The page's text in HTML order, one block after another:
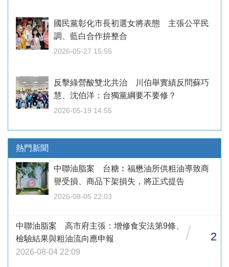
國民黨彰化市長初選女將表態 主張公平民
調、藍白合作拚整合
2026-05-27 15:55
反擊綠營酸雙北共治 川伯舉實績反問蘇巧
慧、沈伯洋：台獨黨綱要不要修？
2026-05-19 14:55
熱門新聞
中聯油脂案 台糖︰福懋油所供粗油導致商
譽受損、商品下架損失，將正式提告
2026-08-05 22:03
中聯油脂案 高市府主張：增修食安法第9條、
檢驗結果與粗油流向應申報
2026-08-04 22:09
/ 2